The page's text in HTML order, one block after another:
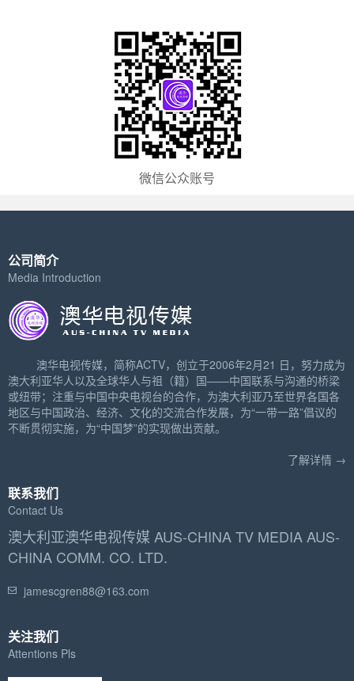
微信公众账号
公司简介
Media Introduction
澳华电视传媒，简称ACTV，创立于2006年2月21 日，努力成为
澳大利亚华人以及全球华人与祖（籍）国——中国联系与沟通的桥梁
或纽带；注重与中国中央电视台的合作，为澳大利亚乃至世界各国各
地区与中国政治、经济、文化的交流合作发展，为“一带一路”倡议的
不断贯彻实施，为“中国梦”的实现做出贡献。
了解详情 →
联系我们
Contact Us
澳大利亚澳华电视传媒 AUS-CHINA TV MEDIA AUS-
CHINA COMM. CO. LTD.
jamescgren88@163.com
关注我们
Attentions Pls